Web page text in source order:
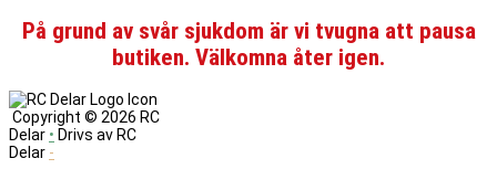
På grund av svår sjukdom är vi tvugna att pausa
butiken. Välkomna åter igen.
Copyright © 2026 RC
Delar • Drivs av RC
Delar -